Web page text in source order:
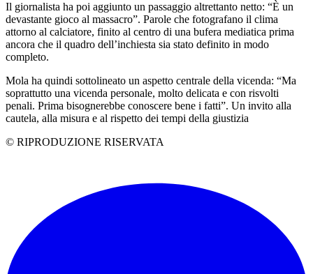
Il giornalista ha poi aggiunto un passaggio altrettanto netto: “È un
devastante gioco al massacro”. Parole che fotografano il clima
attorno al calciatore, finito al centro di una bufera mediatica prima
ancora che il quadro dell’inchiesta sia stato definito in modo
completo.
Mola ha quindi sottolineato un aspetto centrale della vicenda: “Ma
soprattutto una vicenda personale, molto delicata e con risvolti
penali. Prima bisognerebbe conoscere bene i fatti”. Un invito alla
cautela, alla misura e al rispetto dei tempi della giustizia
© RIPRODUZIONE RISERVATA